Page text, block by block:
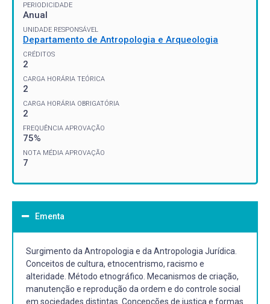
PERIODICIDADE
Anual
UNIDADE RESPONSÁVEL
Departamento de Antropologia e Arqueologia
CRÉDITOS
2
CARGA HORÁRIA TEÓRICA
2
CARGA HORÁRIA OBRIGATÓRIA
2
FREQUÊNCIA APROVAÇÃO
75%
NOTA MÉDIA APROVAÇÃO
7
Ementa
Surgimento da Antropologia e da Antropologia Jurídica.
Conceitos de cultura, etnocentrismo, racismo e
alteridade. Método etnográfico. Mecanismos de criação,
manutenção e reprodução da ordem e do controle social
em sociedades distintas. Concepções de justiça e formas